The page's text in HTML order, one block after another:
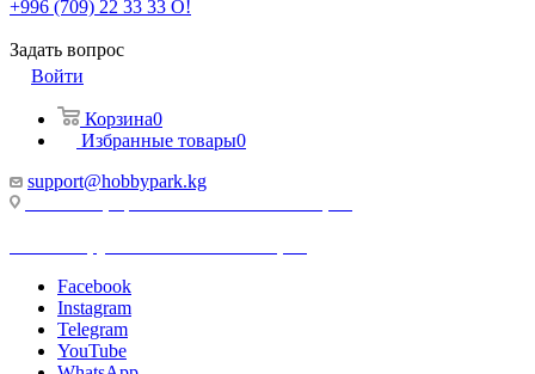
+996 (709) 22 33 33 O!
Задать вопрос
Войти
Корзина0
Избранные товары0
support@hobbypark.kg
Facebook
Instagram
Telegram
YouTube